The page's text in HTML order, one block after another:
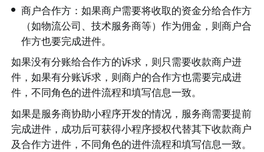
• 商户合作方：如果商户需要将收取的资金分给合作方
（如物流公司、技术服务商等）作为佣金，则商户合
作方也要完成进件。
如果没有分账给合作方的诉求，则只需要收款商户进
件，如果有分账诉求，则商户的合作方也需要完成进
件，不同角色的进件流程和填写信息一致。
如果是服务商协助小程序开发的情况，服务商需要提前
完成进件，成功后可获得小程序授权代替其下收款商户
及合作方进件，不同角色的进件流程和填写信息一致。